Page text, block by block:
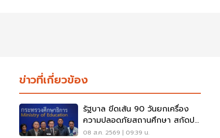
ข่าวที่เกี่ยวข้อง
รัฐบาล ขีดเส้น 90 วันยกเครื่อง
ความปลอดภัยสถานศึกษา สกัดปม
บูลลี่
08 ส.ค. 2569 | 09:39 น.